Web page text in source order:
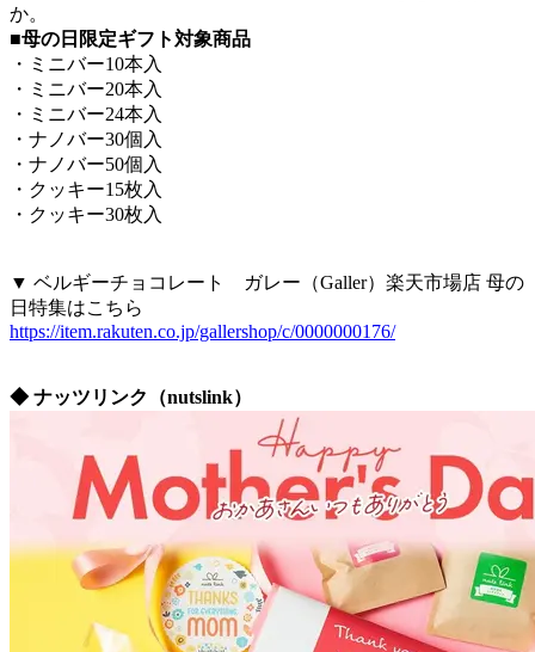
か。
■母の日限定ギフト対象商品
・ミニバー10本入
・ミニバー20本入
・ミニバー24本入
・ナノバー30個入
・ナノバー50個入
・クッキー15枚入
・クッキー30枚入
▼ ベルギーチョコレート ガレー（Galler）楽天市場店 母の
日特集はこちら
https://item.rakuten.co.jp/gallershop/c/0000000176/
◆ ナッツリンク（nutslink）